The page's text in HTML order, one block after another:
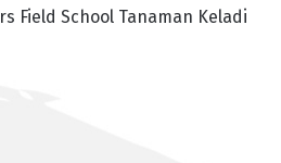
Field School Tanaman Keladi